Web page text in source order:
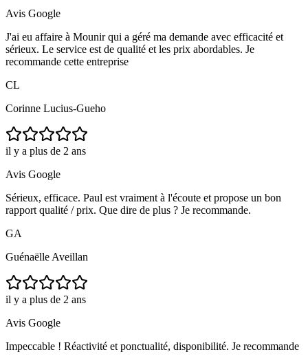
Avis Google
J'ai eu affaire à Mounir qui a géré ma demande avec efficacité et
sérieux. Le service est de qualité et les prix abordables. Je
recommande cette entreprise
CL
Corinne Lucius-Gueho
il y a plus de 2 ans
Avis Google
Sérieux, efficace. Paul est vraiment à l'écoute et propose un bon
rapport qualité / prix. Que dire de plus ? Je recommande.
GA
Guénaëlle Aveillan
il y a plus de 2 ans
Avis Google
Impeccable ! Réactivité et ponctualité, disponibilité. Je recommande